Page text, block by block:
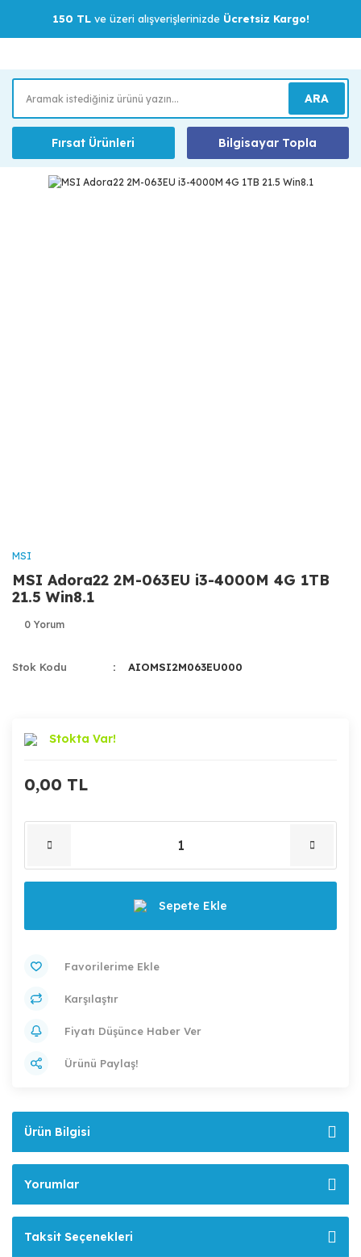
150 TLve üzeri alışverişlerinizde Ücretsiz Kargo!
ARA
Fırsat Ürünleri Bilgisayar Topla
MSI
MSI Adora22 2M-063EU i3-4000M 4G 1TB
21.5 Win8.1
0 Yorum
Stok Kodu AIOMSI2M063EU000
Stokta Var!
0,00 TL
Sepete Ekle
Karşılaştır
Fiyatı Düşünce Haber Ver
Ürünü Paylaş!
Ürün Bilgisi
Yorumlar
Taksit Seçenekleri